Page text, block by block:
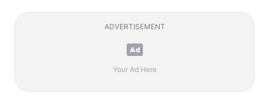
ADVERTISEMENT
Your Ad Here